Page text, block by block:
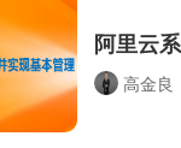
高金良